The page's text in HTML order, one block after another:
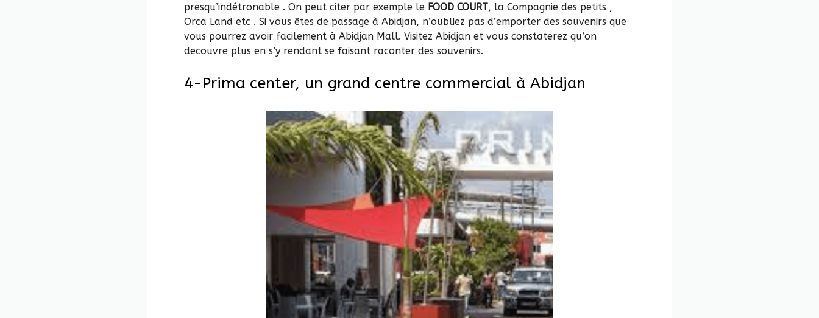
presqu’indétronable . On peut citer par exemple le FOOD COURT, la Compagnie des petits ,
Orca Land etc . Si vous êtes de passage à Abidjan, n’oubliez pas d’emporter des souvenirs que
vous pourrez avoir facilement à Abidjan Mall. Visitez Abidjan et vous constaterez qu’on
decouvre plus en s’y rendant se faisant raconter des souvenirs.
4-Prima center, un grand centre commercial à Abidjan